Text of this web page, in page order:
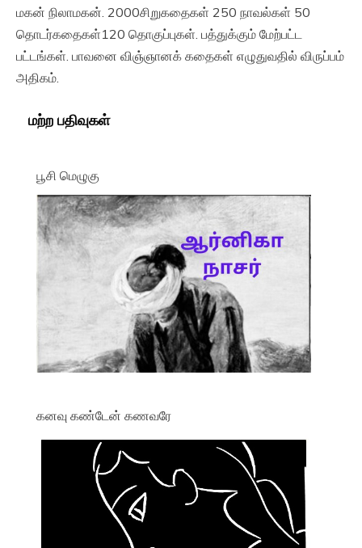
மகன் நிலாமகன். 2000சிறுகதைகள் 250 நாவல்கள் 50
தொடர்கதைகள்120 தொகுப்புகள். பத்துக்கும் மேற்பட்ட
பட்டங்கள். பாவனை விஞ்ஞானக் கதைகள் எழுதுவதில் விருப்பம்
அதிகம்.
மற்ற பதிவுகள்
பூசி மெழுகு
கனவு கண்டேன் கணவரே